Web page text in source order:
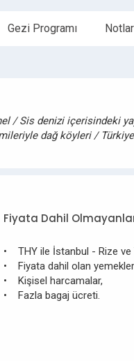
Gezi Programı Notlar
/ Sis denizi içerisindeki
dağ köyleri /
Fiyata Dahil
• THY ile İstanbul - Rize ve
• Fiyata dahil olan yemekler
• Kişisel harcamalar,
• Fazla bagaj ücreti.